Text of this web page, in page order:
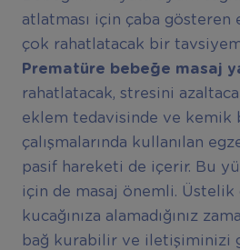
atlatması için çaba gösteren
çok rahatlatacak bir
Prematüre bebeğe masaj
rahatlatacak, stresini
eklem tedavisinde ve kemik
çalışmalarında kullanılan
pasif hareketi de içerir. Bu
için de masaj önemli.
kucağınıza alamadığınız
bağ kurabilir ve iletişiminizi